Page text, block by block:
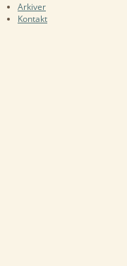
Arkiver
Kontakt